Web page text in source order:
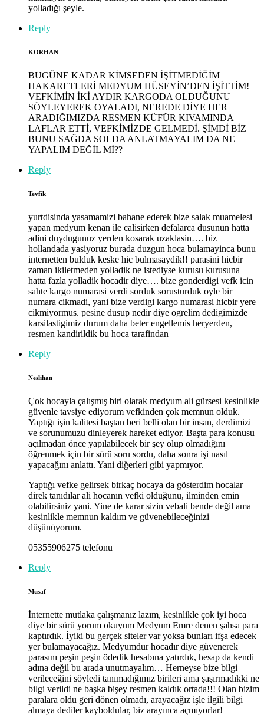
yolladığı şeyle.
Reply
KORHAN
BUGÜNE KADAR KİMSEDEN İŞİTMEDİĞİM
HAKARETLERİ MEDYUM HÜSEYİN’DEN İŞİTTİM!
VEFKİMİN İKİ AYDIR KARGODA OLDUĞUNU
SÖYLEYEREK OYALADI, NEREDE DİYE HER
ARADIĞIMIZDA RESMEN KÜFÜR KIVAMINDA
LAFLAR ETTİ, VEFKİMİZDE GELMEDİ. ŞİMDİ BİZ
BUNU SAĞDA SOLDA ANLATMAYALIM DA NE
YAPALIM DEĞİL Mİ??
Reply
Tevfik
yurtdisinda yasamamizi bahane ederek bize salak muamelesi
yapan medyum kenan ile calisirken defalarca dusunun hatta
adini duydugunuz yerden kosarak uzaklasin…. biz
hollandada yasiyoruz burada duzgun hoca bulamayinca bunu
internetten bulduk keske hic bulmasaydik!! parasini hicbir
zaman ikiletmeden yolladik ne istediyse kurusu kurusuna
hatta fazla yolladik hocadir diye…. bize gonderdigi vefk icin
sahte kargo numarasi verdi sorduk sorusturduk oyle bir
numara cikmadi, yani bize verdigi kargo numarasi hicbir yere
cikmiyormus. pesine dusup nedir diye ogrelim dedigimizde
karsilastigimiz durum daha beter engellemis heryerden,
resmen kandirildik bu hoca tarafindan
Reply
Neslihan
Çok hocayla çalışmış biri olarak medyum ali gürsesi kesinlikle
güvenle tavsiye ediyorum vefkinden çok memnun olduk.
Yaptığı işin kalitesi baştan beri belli olan bir insan, derdimizi
ve sorunumuzu dinleyerek hareket ediyor. Başta para konusu
açılmadan önce yapılabilecek bir şey olup olmadığını
öğrenmek için bir sürü soru sordu, daha sonra işi nasıl
yapacağını anlattı. Yani diğerleri gibi yapmıyor.
Yaptığı vefke gelirsek birkaç hocaya da gösterdim hocalar
direk tanıdılar ali hocanın vefki olduğunu, ilminden emin
olabilirsiniz yani. Yine de karar sizin vebali bende değil ama
kesinlikle memnun kaldım ve güvenebileceğinizi
düşünüyorum.
05355906275 telefonu
Reply
Musaf
İnternette mutlaka çalışmanız lazım, kesinlikle çok iyi hoca
diye bir sürü yorum okuyum Medyum Emre denen şahsa para
kaptırdık. İyiki bu gerçek siteler var yoksa bunları ifşa edecek
yer bulamayacağız. Medyumdur hocadır diye güvenerek
parasını peşin peşin ödedik hesabına yatırdık, hesap da kendi
adına değil bu arada unutmayalım… Herneyse bize bilgi
verileceğini söyledi tanımadığımız birileri ama şaşırmadıkki ne
bilgi verildi ne başka bişey resmen kaldık ortada!!! Olan bizim
paralara oldu geri dönen olmadı, arayacağız işle ilgili bilgi
almaya dediler kayboldular, biz arayınca açmıyorlar!